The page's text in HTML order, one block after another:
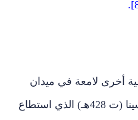
أخرى لامعة في ميدان
علم الطب من أمثال ابن سينا (ت 428هـ) الذي استطاع